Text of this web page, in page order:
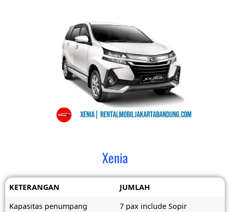
Xenia
KETERANGAN
JUMLAH
Kapasitas penumpang
7 pax include Sopir